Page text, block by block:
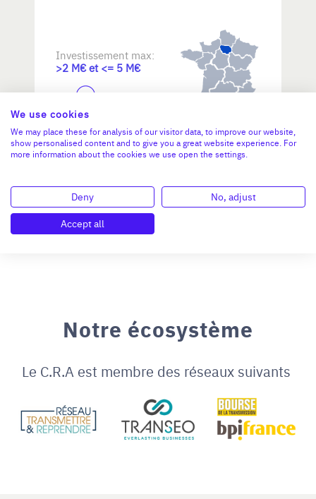
Investissement max:
>2 M€ et <= 5 M€
Notre écosystème
Le C.R.A est membre des réseaux suivants
We use cookies
We may place these for analysis of our visitor data, to improve our website,
show personalised content and to give you a great website experience. For
more information about the cookies we use open the settings.
Deny
No, adjust
Accept all